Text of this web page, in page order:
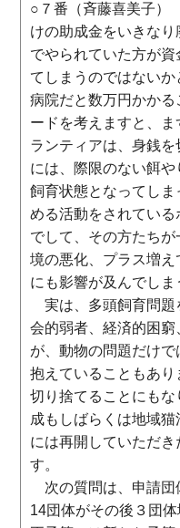
○７番（斉藤喜美子）
けの助成金をいきな
でやられていた方が
てしまうのではない
病院だと数万円かか
ードを考えますと、
ランティアは、身銭
には、際限のない餌
飼育状態となってし
める活動をされてい
でして、その方たち
境の悪化、プラス増
にも影響が及んでしま
実は、多頭飼育問題
会的弱者、経済的困
が、動物の問題だけ
抱えていることもあ
切り捨てることにも
成もしばらくは地域
には再開していただ
す。
次の質問は、申請団
14団体がその後３団